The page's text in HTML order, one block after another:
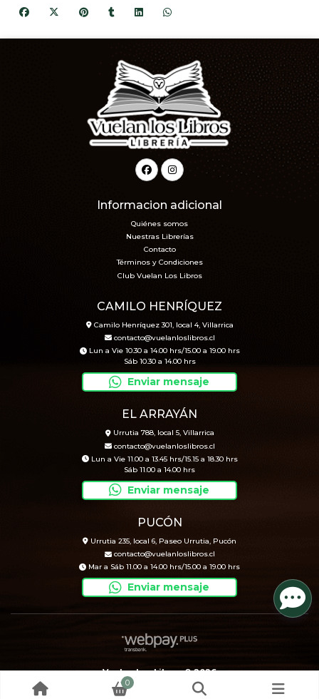
Informacion adicional
Quiénes somos
Nuestras Librerías
Contacto
Términos y Condiciones
Club Vuelan Los Libros
CAMILO HENRÍQUEZ
Camilo Henríquez 301, local 4, Villarrica
contacto@vuelanloslibros.cl
Lun a Vie 10.30 a 14.00 hrs/15.00 a 19.00 hrs
Sáb 10.30 a 14.00 hrs
Enviar mensaje
EL ARRAYÁN
Urrutia 788, local 5, Villarrica
contacto@vuelanloslibros.cl
Lun a Vie 11.00 a 13.45 hrs/15.15 a 18.30 hrs
Sáb 11.00 a 14.00 hrs
Enviar mensaje
PUCÓN
Urrutia 235, local 6, Paseo Urrutia, Pucón
contacto@vuelanloslibros.cl
Mar a Sáb 11.00 a 14.00 hrs/15.00 a 19.00 hrs
Enviar mensaje
Vuelan Los Libros © 2026
Creado por
Bsale
0